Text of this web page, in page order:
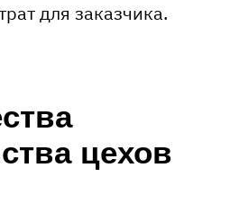
для заказчика.
цехов